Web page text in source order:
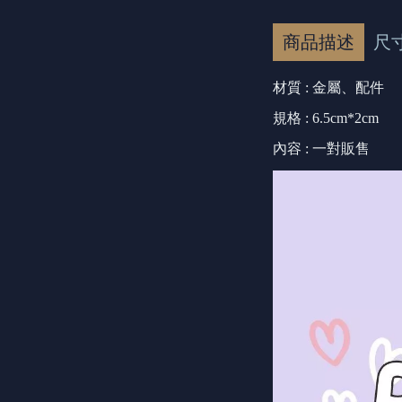
商品描述 尺
材質 : 金屬、配件
規格 : 6.5cm*2cm
內容 : 一對販售